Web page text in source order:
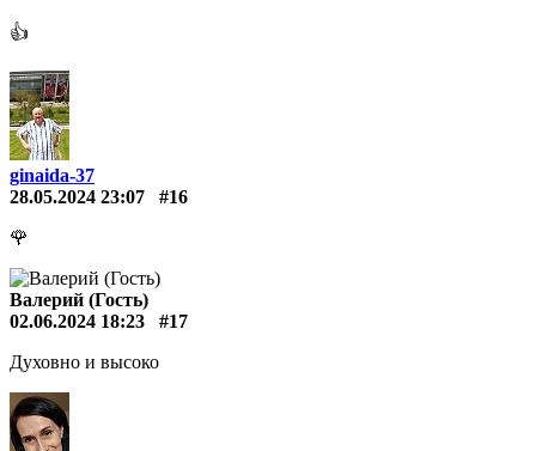
👍
ginaida-37
28.05.2024 23:07
#16
🌹
Валерий (Гость)
02.06.2024 18:23
#17
Духовно и высоко